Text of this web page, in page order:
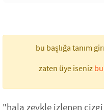
bu başlığa tanım
zaten üye iseniz
"hala zevkle izlenen